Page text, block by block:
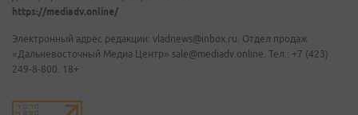
https://mediadv.online/
Электронный адрес редакции: vladnews@inbox.ru. Отдел продаж
«Дальневосточный Медиа Центр» sale@mediadv.online. Тел.: +7 (423)
249-8-800. 18+